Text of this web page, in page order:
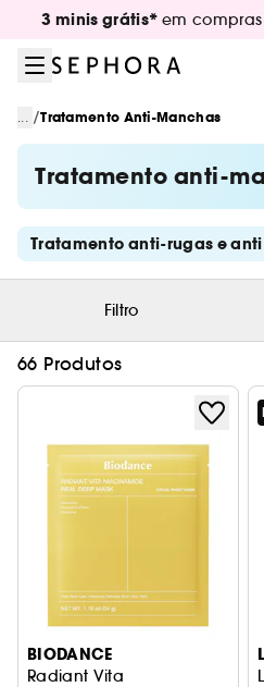
Ir para o menu
Ir para o conteúdo
Ir para o rodapé
3 minis grátis* em
... /Tratamento Anti-Manchas
Tratamento anti-
Saltar os links rápidos
Tratamento anti-rugas e
Filtro
66 Produtos
BIODANCE
Radiant Vita